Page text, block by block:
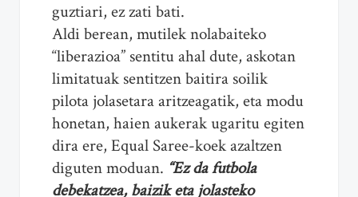
guztiari, ez zati bati.
Aldi berean, mutilek nolabaiteko
“liberazioa” sentitu ahal dute, askotan
limitatuak sentitzen baitira soilik
pilota jolasetara aritzeagatik, eta modu
honetan, haien aukerak ugaritu egiten
dira ere, Equal Saree-koek azaltzen
diguten moduan. “Ez da futbola
debekatzea, baizik eta jolasteko